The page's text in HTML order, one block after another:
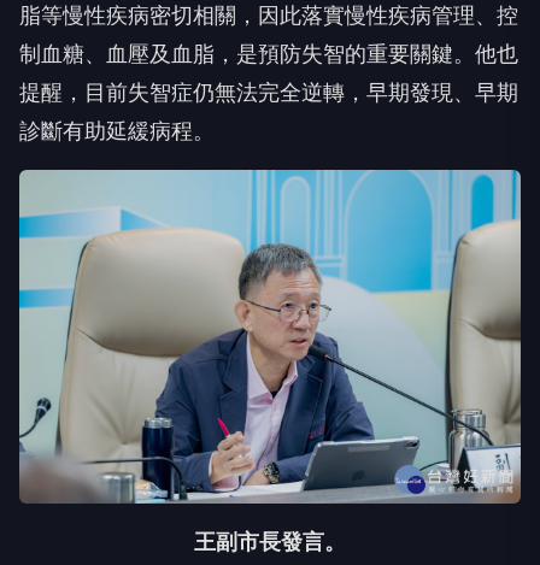
脂等慢性疾病密切相關，因此落實慢性疾病管理、控
制血糖、血壓及血脂，是預防失智的重要關鍵。他也
提醒，目前失智症仍無法完全逆轉，早期發現、早期
診斷有助延緩病程。
王副市長發言。